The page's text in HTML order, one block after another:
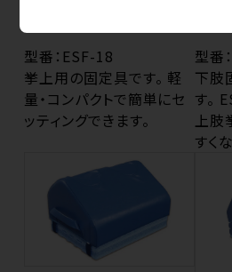
型番：ESF-18
挙上用の固定具です。 軽
量・コンパクトで簡単にセ
ッティングできます。
型番
下肢
す。
上肢
すく